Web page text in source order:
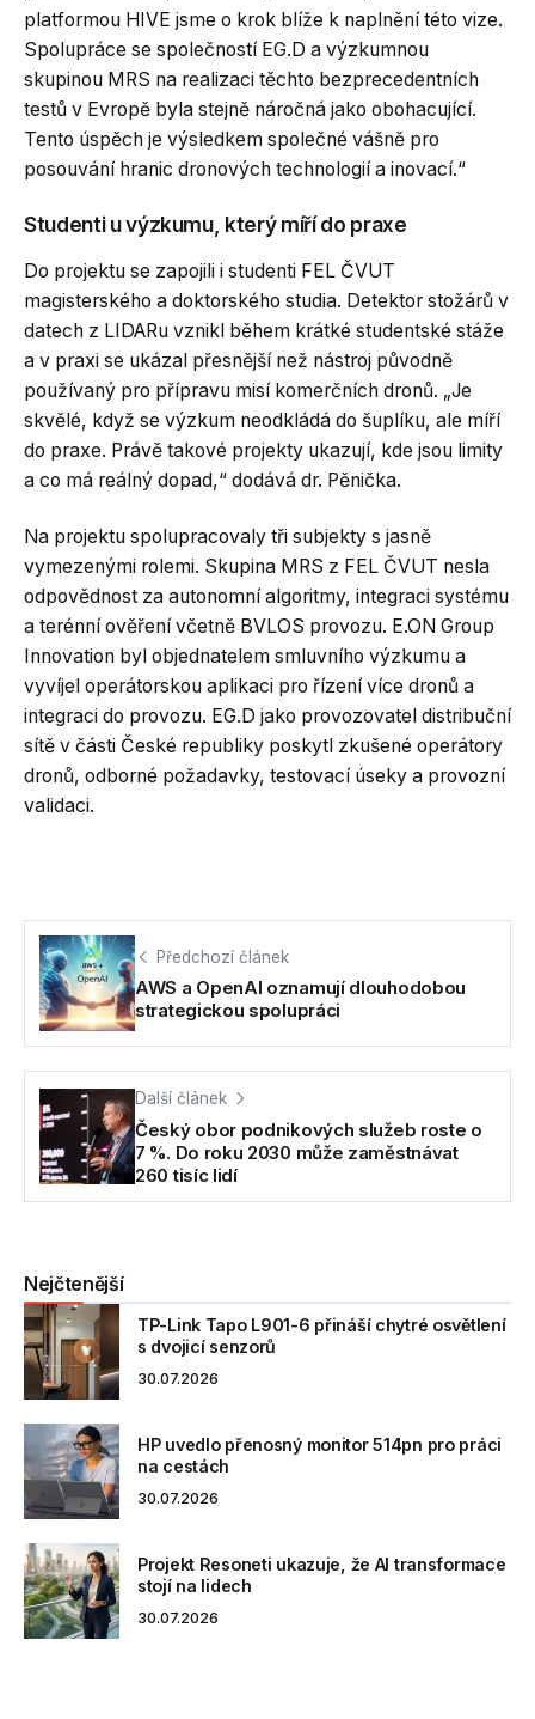
platformou HIVE jsme o krok blíže k naplnění této vize.
Spolupráce se společností EG.D a výzkumnou
skupinou MRS na realizaci těchto bezprecedentních
testů v Evropě byla stejně náročná jako obohacující.
Tento úspěch je výsledkem společné vášně pro
posouvání hranic dronových technologií a inovací.“
Studenti u výzkumu, který míří do praxe
Do projektu se zapojili i studenti FEL ČVUT
magisterského a doktorského studia. Detektor stožárů v
datech z LIDARu vznikl během krátké studentské stáže
a v praxi se ukázal přesnější než nástroj původně
používaný pro přípravu misí komerčních dronů. „Je
skvělé, když se výzkum neodkládá do šuplíku, ale míří
do praxe. Právě takové projekty ukazují, kde jsou limity
a co má reálný dopad,“ dodává dr. Pěnička.
Na projektu spolupracovaly tři subjekty s jasně
vymezenými rolemi. Skupina MRS z FEL ČVUT nesla
odpovědnost za autonomní algoritmy, integraci systému
a terénní ověření včetně BVLOS provozu. E.ON Group
Innovation byl objednatelem smluvního výzkumu a
vyvíjel operátorskou aplikaci pro řízení více dronů a
integraci do provozu. EG.D jako provozovatel distribuční
sítě v části České republiky poskytl zkušené operátory
dronů, odborné požadavky, testovací úseky a provozní
validaci.
Předchozí článek
AWS a OpenAI oznamují dlouhodobou
strategickou spolupráci
Další článek
Český obor podnikových služeb roste o
7 %. Do roku 2030 může zaměstnávat
260 tisíc lidí
Nejčtenější
TP-Link Tapo L901-6 přináší chytré osvětlení
s dvojicí senzorů
30.07.2026
HP uvedlo přenosný monitor 514pn pro práci
na cestách
30.07.2026
Projekt Resoneti ukazuje, že AI transformace
stojí na lidech
30.07.2026